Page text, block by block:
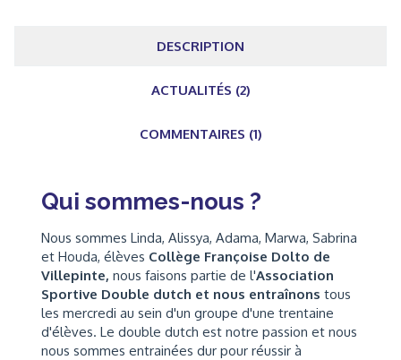
DESCRIPTION
ACTUALITÉS (2)
COMMENTAIRES (1)
Qui sommes-nous ?
Nous sommes Linda, Alissya, Adama, Marwa, Sabrina
et Houda, élèves Collège Françoise Dolto de
Villepinte, nous faisons partie de l'Association
Sportive Double dutch et nous entraînons tous
les mercredi au sein d'un groupe d'une trentaine
d'élèves. Le double dutch est notre passion et nous
nous sommes entrainées dur pour réussir à